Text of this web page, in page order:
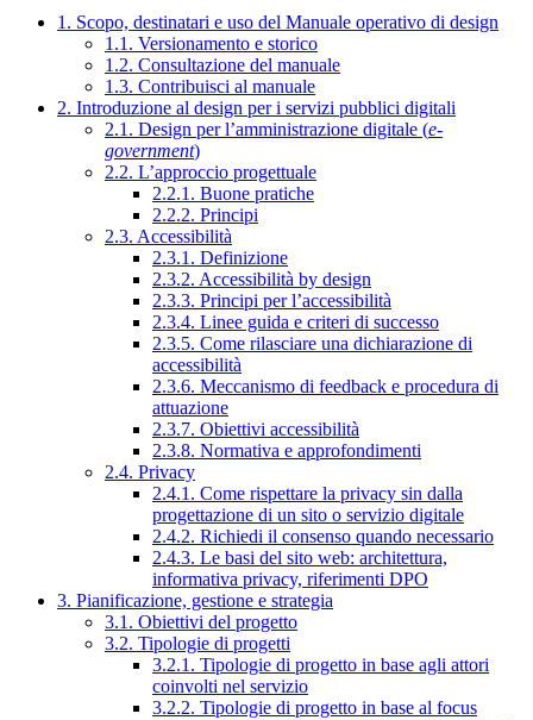
1. Scopo, destinatari e uso del Manuale operativo di design
1.1. Versionamento e storico
1.2. Consultazione del manuale
1.3. Contribuisci al manuale
2. Introduzione al design per i servizi pubblici digitali
2.1. Design per l’amministrazione digitale (e-
government)
2.2. L’approccio progettuale
2.2.1. Buone pratiche
2.2.2. Principi
2.3. Accessibilità
2.3.1. Definizione
2.3.2. Accessibilità by design
2.3.3. Principi per l’accessibilità
2.3.4. Linee guida e criteri di successo
2.3.5. Come rilasciare una dichiarazione di
accessibilità
2.3.6. Meccanismo di feedback e procedura di
attuazione
2.3.7. Obiettivi accessibilità
2.3.8. Normativa e approfondimenti
2.4. Privacy
2.4.1. Come rispettare la privacy sin dalla
progettazione di un sito o servizio digitale
2.4.2. Richiedi il consenso quando necessario
2.4.3. Le basi del sito web: architettura,
informativa privacy, riferimenti DPO
3. Pianificazione, gestione e strategia
3.1. Obiettivi del progetto
3.2. Tipologie di progetti
3.2.1. Tipologie di progetto in base agli attori
coinvolti nel servizio
3.2.2. Tipologie di progetto in base al focus